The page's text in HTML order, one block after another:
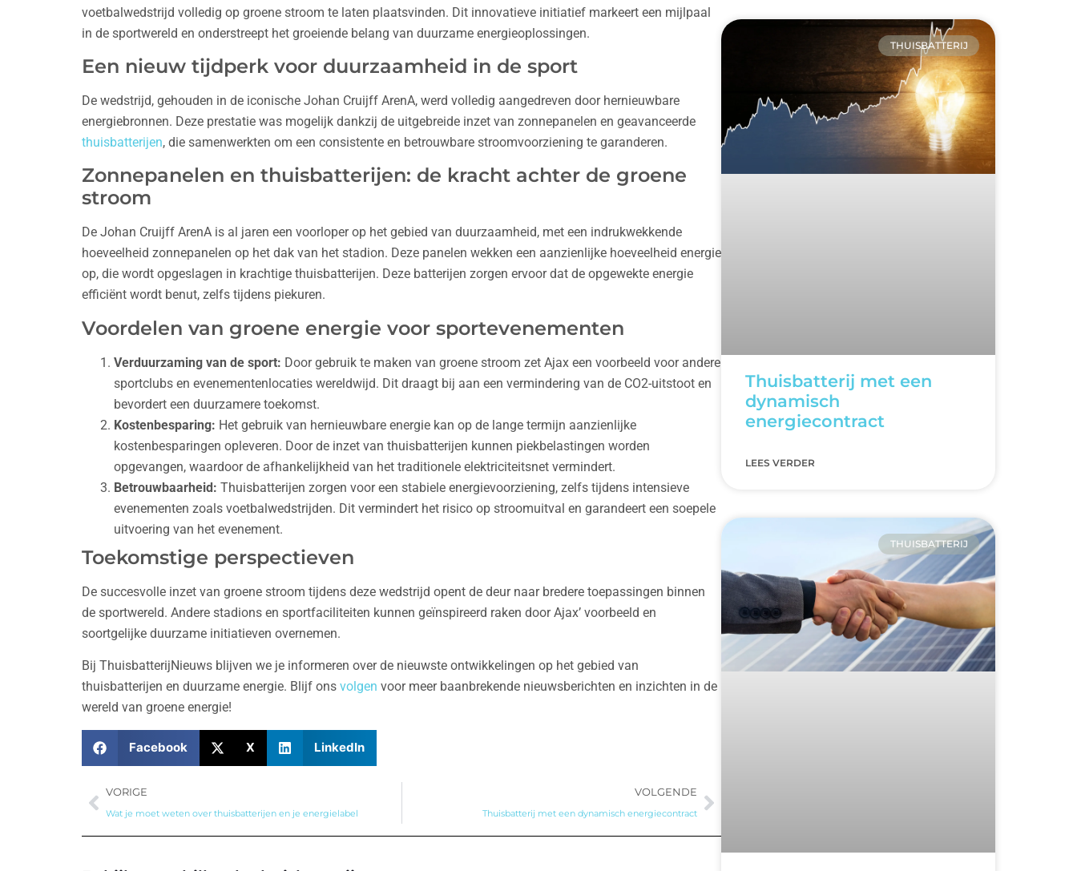
voetbalwedstrijd volledig op groene stroom te laten plaatsvinden. Dit innovatieve initiatief markeert een mijlpaal
in de sportwereld en onderstreept het groeiende belang van duurzame energieoplossingen.
Een nieuw tijdperk voor duurzaamheid in de sport
De wedstrijd, gehouden in de iconische Johan Cruijff ArenA, werd volledig aangedreven door hernieuwbare
energiebronnen. Deze prestatie was mogelijk dankzij de uitgebreide inzet van zonnepanelen en geavanceerde
thuisbatterijen, die samenwerkten om een consistente en betrouwbare stroomvoorziening te garanderen.
Zonnepanelen en thuisbatterijen: de kracht achter de groene
stroom
De Johan Cruijff ArenA is al jaren een voorloper op het gebied van duurzaamheid, met een indrukwekkende
hoeveelheid zonnepanelen op het dak van het stadion. Deze panelen wekken een aanzienlijke hoeveelheid energie
op, die wordt opgeslagen in krachtige thuisbatterijen. Deze batterijen zorgen ervoor dat de opgewekte energie
efficiënt wordt benut, zelfs tijdens piekuren.
Voordelen van groene energie voor sportevenementen
Verduurzaming van de sport: Door gebruik te maken van groene stroom zet Ajax een voorbeeld voor andere
sportclubs en evenementenlocaties wereldwijd. Dit draagt bij aan een vermindering van de CO2-uitstoot en
bevordert een duurzamere toekomst.
Kostenbesparing: Het gebruik van hernieuwbare energie kan op de lange termijn aanzienlijke
kostenbesparingen opleveren. Door de inzet van thuisbatterijen kunnen piekbelastingen worden
opgevangen, waardoor de afhankelijkheid van het traditionele elektriciteitsnet vermindert.
Betrouwbaarheid: Thuisbatterijen zorgen voor een stabiele energievoorziening, zelfs tijdens intensieve
evenementen zoals voetbalwedstrijden. Dit vermindert het risico op stroomuitval en garandeert een soepele
uitvoering van het evenement.
Toekomstige perspectieven
De succesvolle inzet van groene stroom tijdens deze wedstrijd opent de deur naar bredere toepassingen binnen
de sportwereld. Andere stadions en sportfaciliteiten kunnen geïnspireerd raken door Ajax’ voorbeeld en
soortgelijke duurzame initiatieven overnemen.
Bij ThuisbatterijNieuws blijven we je informeren over de nieuwste ontwikkelingen op het gebied van
thuisbatterijen en duurzame energie. Blijf ons volgen voor meer baanbrekende nieuwsberichten en inzichten in de
wereld van groene energie!
Facebook X LinkedIn
VORIGE
Wat je moet weten over thuisbatterijen en je energielabel
VOLGENDE
Thuisbatterij met een dynamisch energiecontract
THUISBATTERIJ
Thuisbatterij met een
dynamisch
energiecontract
LEES VERDER
THUISBATTERIJ